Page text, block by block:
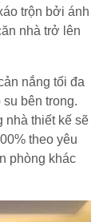
trộn bởi ánh
nhà trở lên
nắng tối đa
bên trong.
nhà thiết kế sẽ
theo yêu
phòng khác